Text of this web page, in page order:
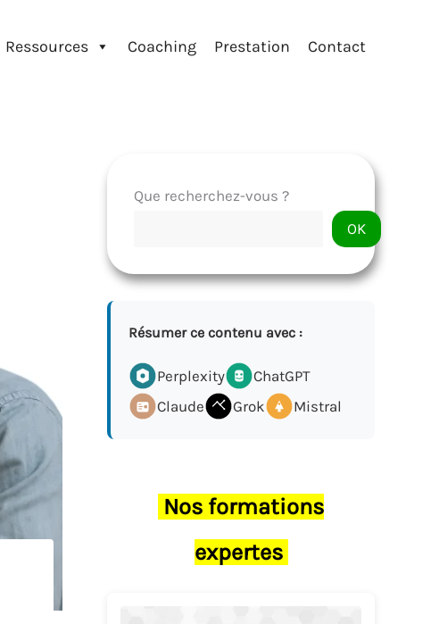
Ressources Coaching Prestation Contact
Que recherchez-vous ?
OK
Résumer ce contenu avec :
Perplexity
ChatGPT
Claude
Grok Mistral
Nos formations
expertes